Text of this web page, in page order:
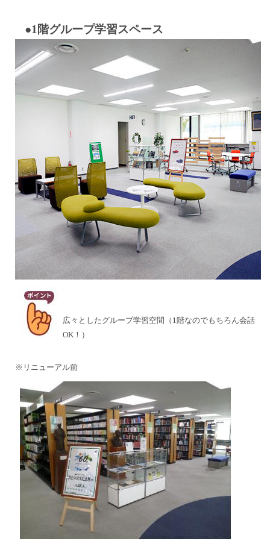
●1階グループ学習スペース
広々としたグループ学習空間（1階なのでもちろん会話
OK！）
※リニューアル前